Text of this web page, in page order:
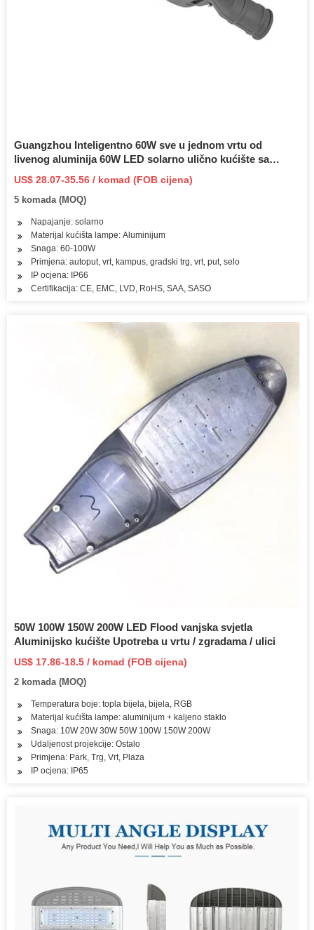
Guangzhou Inteligentno 60W sve u jednom vrtu od
livenog aluminija 60W LED solarno ulično kućište sa
stupom
US$ 28.07-35.56 / komad (FOB cijena)
5 komada (MOQ)
Napajanje: solarno
Materijal kućišta lampe: Aluminijum
Snaga: 60-100W
Primjena: autoput, vrt, kampus, gradski trg, vrt, put, selo
IP ocjena: IP66
Certifikacija: CE, EMC, LVD, RoHS, SAA, SASO
50W 100W 150W 200W LED Flood vanjska svjetla
Aluminijsko kućište Upotreba u vrtu / zgradama / ulici
US$ 17.86-18.5 / komad (FOB cijena)
2 komada (MOQ)
Temperatura boje: topla bijela, bijela, RGB
Materijal kućišta lampe: aluminijum + kaljeno staklo
Snaga: 10W 20W 30W 50W 100W 150W 200W
Udaljenost projekcije: Ostalo
Primjena: Park, Trg, Vrt, Plaza
IP ocjena: IP65